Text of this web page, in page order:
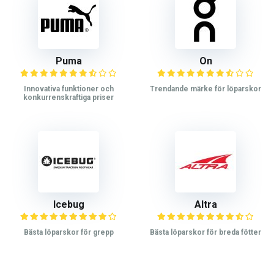
Puma
Innovativa funktioner och
konkurrenskraftiga priser
On
Trendande märke för löparskor
Icebug
Bästa löparskor för grepp
Altra
Bästa löparskor för breda fötter